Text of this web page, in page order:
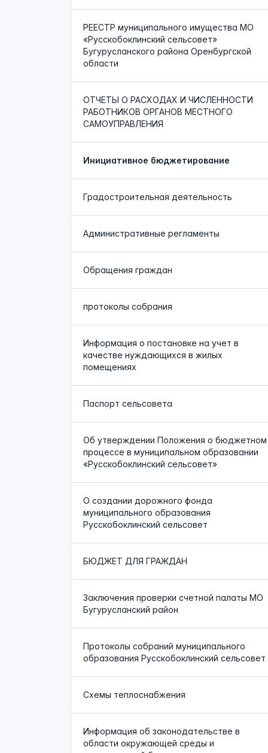
РЕЕСТР муниципального имущества МО
«Русскобоклинский сельсовет»
Бугурусланского района Оренбургской
области
ОТЧЕТЫ О РАСХОДАХ И ЧИСЛЕННОСТИ
РАБОТНИКОВ ОРГАНОВ МЕСТНОГО
САМОУПРАВЛЕНИЯ
Инициативное бюджетирование
Градостроительная деятельность
Административные регламенты
Обращения граждан
протоколы собрания
Информация о постановке на учет в
качестве нуждающихся в жилых
помещениях
Паспорт сельсовета
Об утверждении Положения о бюджетном
процессе в муниципальном образовании
«Русскобоклинский сельсовет»
О создании дорожного фонда
муниципального образования
Русскобоклинский сельсовет
БЮДЖЕТ ДЛЯ ГРАЖДАН
Заключения проверки счетной палаты МО
Бугурусланский район
Протоколы собраний муниципального
образования Русскобоклинский сельсовет
Схемы теплоснабжения
Информация об законодательстве в
области окружающей среды и